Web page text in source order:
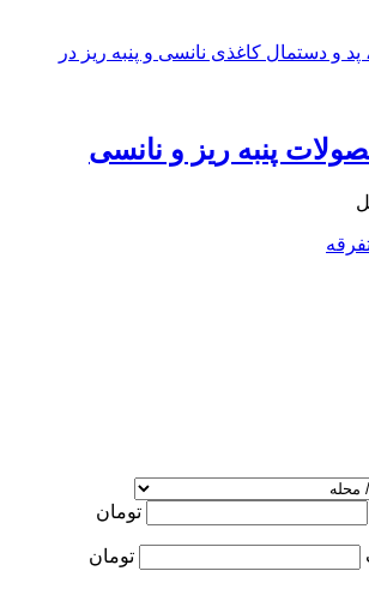
پنبه ریز و نانسی
تومان
تومان